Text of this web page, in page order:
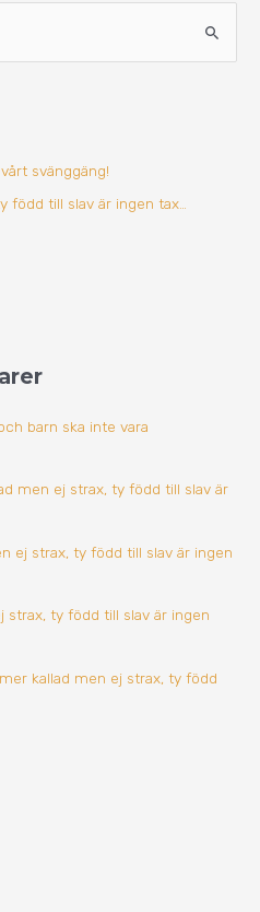
svänggäng!
född till slav är ingen tax…
barn ska inte vara
men ej strax, ty född till slav är
ej strax, ty född till slav är ingen
strax, ty född till slav är ingen
kallad men ej strax, ty född